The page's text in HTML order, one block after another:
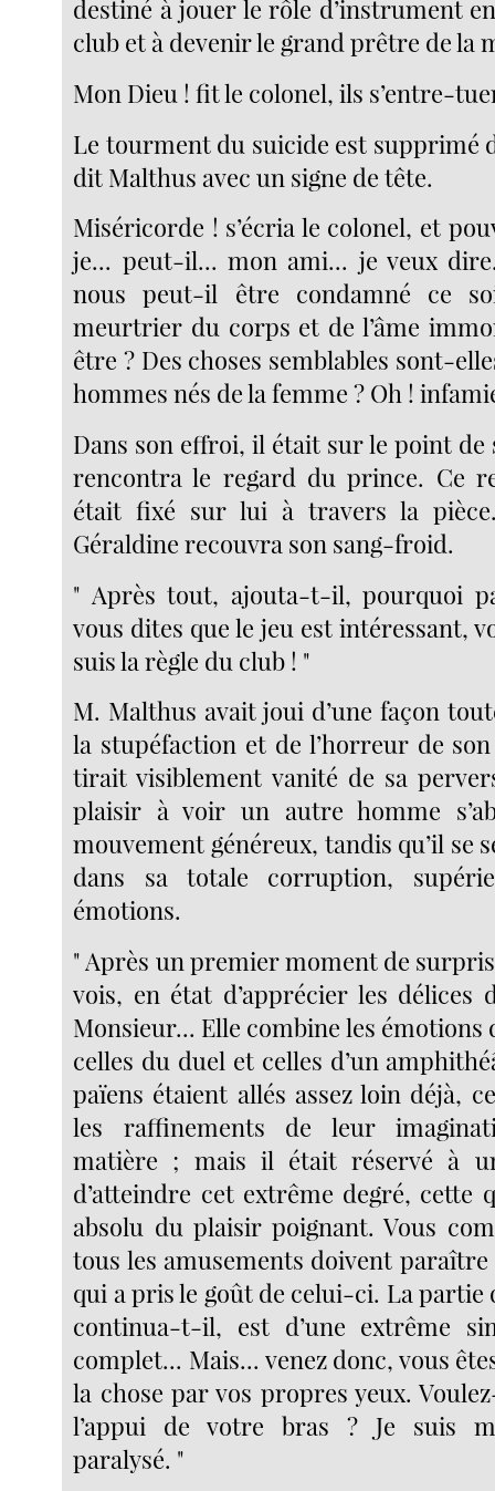
destiné à jouer le rôle d’instrument
club et à devenir le grand prêtre de la
Mon Dieu ! fit le colonel, ils s’entre-
Le tourment du suicide est supprimé
dit Malthus avec un signe de tête.
Miséricorde ! s’écria le colonel, et
je... peut-il... mon ami... je veux
nous peut-il être condamné ce
meurtrier du corps et de l’âme
être ? Des choses semblables sont-
hommes nés de la femme ? Oh !
Dans son effroi, il était sur le point de
rencontra le regard du prince. Ce
était fixé sur lui à travers la
Géraldine recouvra son sang-froid.
" Après tout, ajouta-t-il, pourquoi
vous dites que le jeu est intéressant,
suis la règle du club ! "
M. Malthus avait joui d’une façon
la stupéfaction et de l’horreur de
tirait visiblement vanité de sa
plaisir à voir un autre homme
mouvement généreux, tandis qu’il se
dans sa totale corruption,
émotions.
" Après un premier moment de
vois, en état d’apprécier les délices
Monsieur... Elle combine les émotions
celles du duel et celles d’un
païens étaient allés assez loin déjà,
les raffinements de leur
matière ; mais il était réservé à
d’atteindre cet extrême degré, cette
absolu du plaisir poignant. Vous
tous les amusements doivent paraître
qui a pris le goût de celui-ci. La partie
continua-t-il, est d’une extrême
complet... Mais... venez donc, vous
la chose par vos propres yeux.
l’appui de votre bras ? Je suis
paralysé. "